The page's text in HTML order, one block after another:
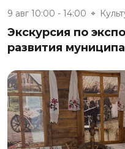
9 авг 10:00 - 14:00
Экскурсия по
развития